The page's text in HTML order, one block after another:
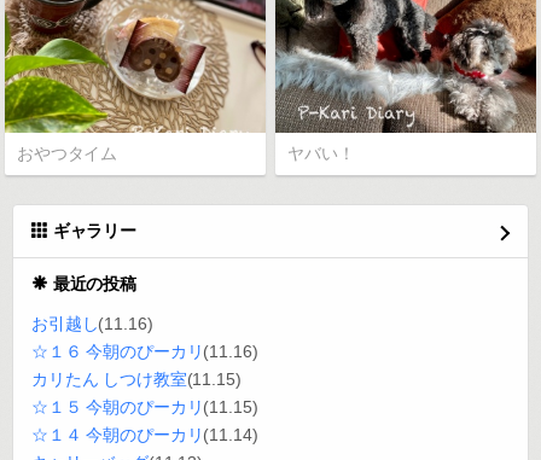
おやつタイム ヤバい！
ギャラリー
最近の投稿
お引越し(11.16)
☆１６ 今朝のぴーカリ(11.16)
カリたん しつけ教室(11.15)
☆１５ 今朝のぴーカリ(11.15)
☆１４ 今朝のぴーカリ(11.14)